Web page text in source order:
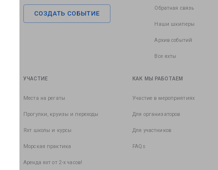
СОЗДАТЬ СОБЫТИЕ
Обратная связь
Наши шкиперы
Архив событий
Все яхты
УЧАСТИЕ
Места на регаты
Прогулки, круизы и переходы
Яхт школы и курсы
Морская практика
Аренда яхт от 2-х часов!
КАК МЫ РАБОТАЕМ
Участие в мероприятиях
Для организаторов
Для участников
FAQs